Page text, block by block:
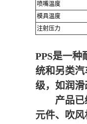
喷嘴温度
模具温度
注射压力
PPS是一
统和另类
级，如润滑
产品已经
元件、吹风